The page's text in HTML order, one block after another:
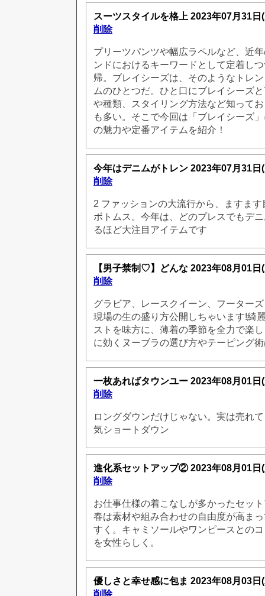
スーツスタイルを格上 2023年07月31
削除
プリーツパンツや幅広ラペルなど、近
ンドにおけるキーワードとして定着し
帰。ブレイシーズは、そのようなトレ
ムのひとつだ。ひと口にブレイシーズ
や種類、スタイリング方法など知って
も多い。そこで今回は「ブレイシーズ
の魅力や定番アイテムを紹介！
今年はデニムがトレン 2023年07月31
削除
2 ファッションの大流行から、ますま
ボトムス。今年は、どのプレスでもデ
るほど大注目アイテムです
【男子禁制♡】どんな 2023年08月01
削除
グラビア、レースクイーン、フーター
現場の生の盛り方公開しちゃいます!綺
ストを味方に、薄着の季節を全力で楽
に効くヌーブラの選び方やテーピング
一枚あればタウンユー 2023年08月01
削除
ロングダウンだけじゃない。実は売れ
気ショートダウン
進化系セットアップ②2023年08月01
削除
お仕事仕様の着こなしが多かったセッ
春は素材や組み合わせの自由度が高ま
すく。キャミソールやワンピースとの
を女性らしく。
優しさと幸せ感に包ま 2023年08月03
削除